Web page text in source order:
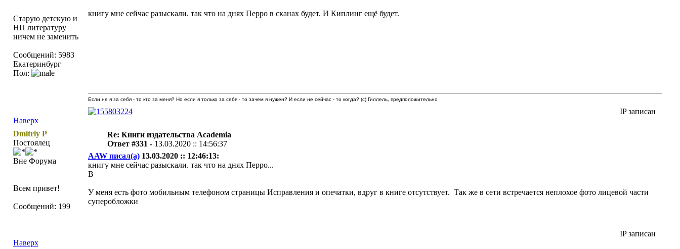
Старую детскую и
НП литературу
ничем не заменить
Сообщений: 5983
Екатеринбург
Пол:
книгу мне сейчас разыскали. так что на днях Перро в сканах будет. И Киплинг ещё будет.
Наверх
Если не я за себя - то кто за меня? Но если я только за себя - то зачем я нужен? И если не сейчас - то когда? (с) Гиллель, предположительно
IP записан
Dmitriy P
Постоялец
Вне Форума
Всем привет!
Сообщений: 199
Re: Книги издательства Academia
Ответ #331 - 13.03.2020 :: 14:56:37
AAW писал(а)13.03.2020 :: 12:46:13:
книгу мне сейчас разыскали. так что на днях Перро...
В
У меня есть фото мобильным телефоном страницы Исправления и опечатки, вдруг в книге отсутствует. Так же в сети встречается неплохое фото лицевой части
суперобложки
Наверх
IP записан